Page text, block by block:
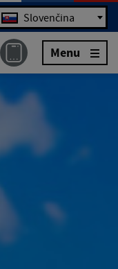
Slovenčina
Menu